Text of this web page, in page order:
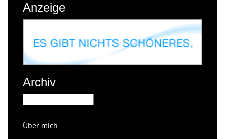
Anzeige
Archiv
Über mich